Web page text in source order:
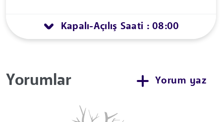
Kapalı-Açılış Saati : 08:00
Yorumlar Yorum yaz